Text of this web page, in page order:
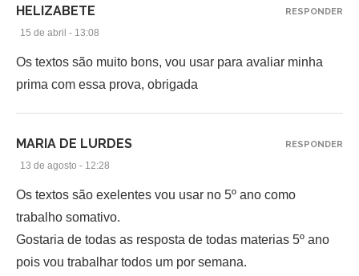
HELIZABETE
15 de abril - 13:08
Os textos são muito bons, vou usar para avaliar minha
prima com essa prova, obrigada
RESPONDER
MARIA DE LURDES
13 de agosto - 12:28
Os textos são exelentes vou usar no 5º ano como
trabalho somativo.
Gostaria de todas as resposta de todas materias 5º ano
pois vou trabalhar todos um por semana.
RESPONDER